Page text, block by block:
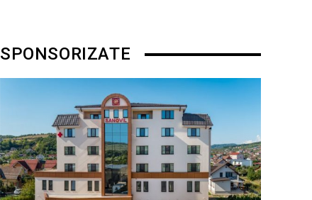
SPONSORIZATE